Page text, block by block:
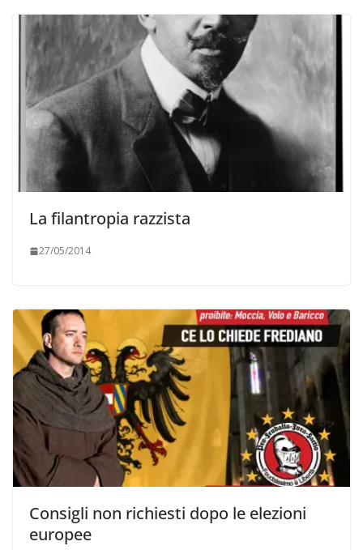
La filantropia razzista
27/05/2014
Consigli non richiesti dopo le elezioni
europee